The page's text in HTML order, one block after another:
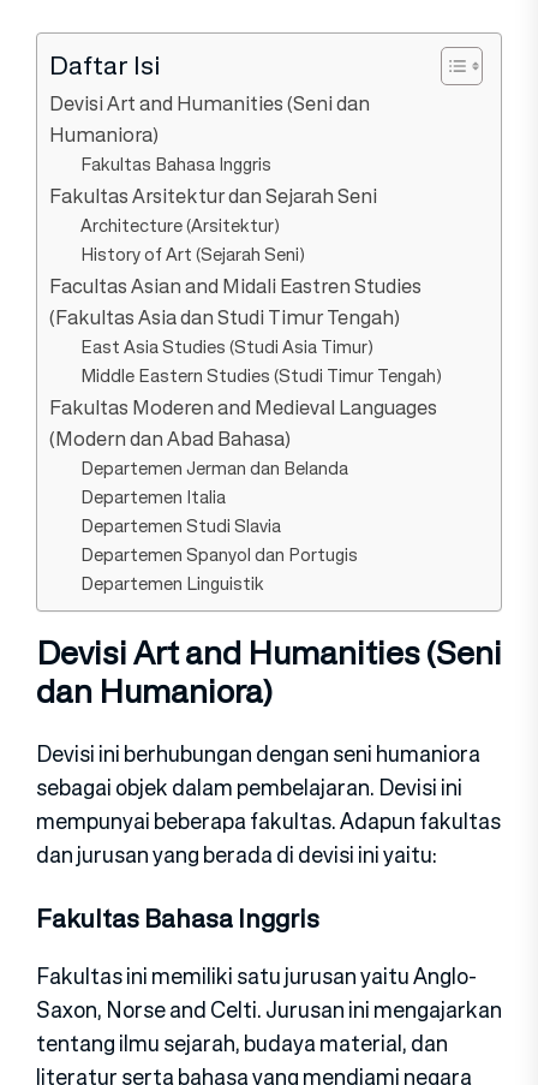
Daftar Isi
Devisi Art and Humanities (Seni dan
Humaniora)
Fakultas Bahasa Inggris
Fakultas Arsitektur dan Sejarah Seni
Architecture (Arsitektur)
History of Art (Sejarah Seni)
Facultas Asian and Midali Eastren Studies
(Fakultas Asia dan Studi Timur Tengah)
East Asia Studies (Studi Asia Timur)
Middle Eastern Studies (Studi Timur Tengah)
Fakultas Moderen and Medieval Languages
(Modern dan Abad Bahasa)
Departemen Jerman dan Belanda
Departemen Italia
Departemen Studi Slavia
Departemen Spanyol dan Portugis
Departemen Linguistik
Devisi Art and Humanities (Seni
dan Humaniora)
Devisi ini berhubungan dengan seni humaniora
sebagai objek dalam pembelajaran. Devisi ini
mempunyai beberapa fakultas. Adapun fakultas
dan jurusan yang berada di devisi ini yaitu:
Fakultas Bahasa Inggris
Fakultas ini memiliki satu jurusan yaitu Anglo-
Saxon, Norse and Celti. Jurusan ini mengajarkan
tentang ilmu sejarah, budaya material, dan
literatur serta bahasa yang mendiami negara